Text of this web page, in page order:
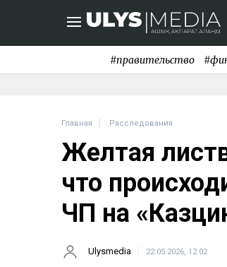
#правительство
Главная Расследования
Желтая
что
ЧП на
Ulysmedia 22.05.2026, 12:02